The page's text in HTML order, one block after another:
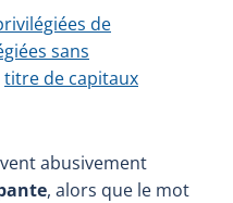
de
sans
titre de capitaux
abusivement
, alors que le mot